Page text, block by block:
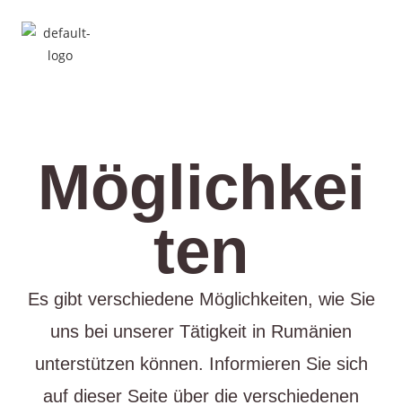
Möglichkei
ten
Es gibt verschiedene Möglichkeiten, wie Sie
uns bei unserer Tätigkeit in Rumänien
unterstützen können. Informieren Sie sich
auf dieser Seite über die verschiedenen